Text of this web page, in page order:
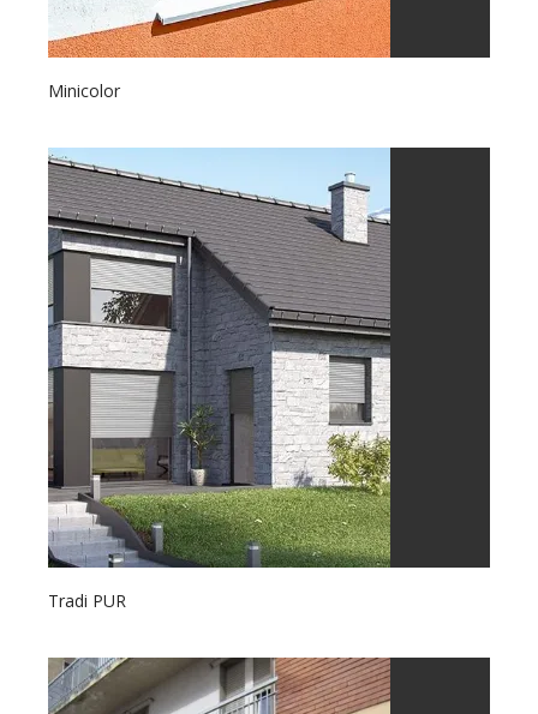
Minicolor
Tradi PUR